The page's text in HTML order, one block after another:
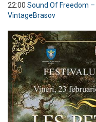
22:00 Sound Of Freedom
VintageBrasov